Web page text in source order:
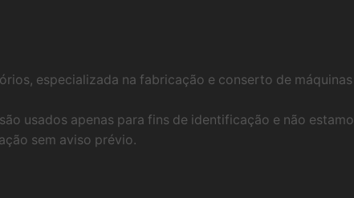
especializada na fabricação e conserto de
usados ​​apenas para fins de identificação e não
sem aviso prévio.